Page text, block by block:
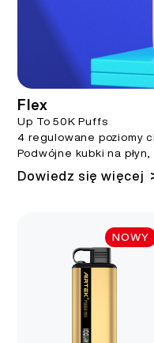
WERYFIKACJA
KONTAKT Z NAMI
Español
Русский
Flex
Up To 50K Puffs
4 regulowane poziomy
Podwójne kubki na
Dowiedz się więcej
NOWY